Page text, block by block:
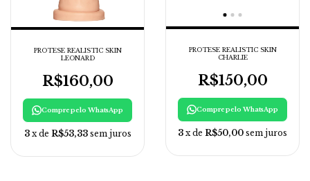
PROTESE REALISTIC SKIN
LEONARD
R$160,00
Compre pelo WhatsApp
3 x de R$53,33 sem juros
PROTESE REALISTIC SKIN
CHARLIE
R$150,00
Compre pelo WhatsApp
3 x de R$50,00 sem juros